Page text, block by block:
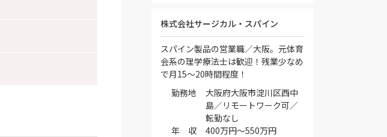
株式会社サージカル・スパイン
スパイン製品の営業職／大阪。元体育
会系の理学療法士は歓迎！残業少なめ
で月15～20時間程度！
勤務地
大阪府大阪市淀川区西中
島／リモートワーク可／
転勤なし
年 収
400万円～550万円